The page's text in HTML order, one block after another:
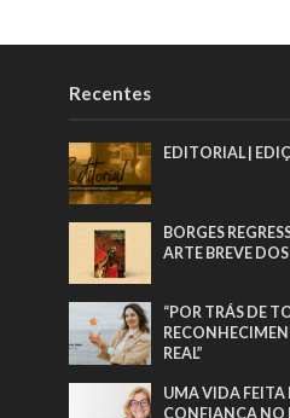
Recentes
EDITORIAL |
BORGES
ARTE BREVE
“POR TRÁS DE
REAL”
UMA VIDA FEITA
CONFIANÇA NO